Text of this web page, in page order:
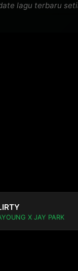
lagu terbaru
X JAY PARK